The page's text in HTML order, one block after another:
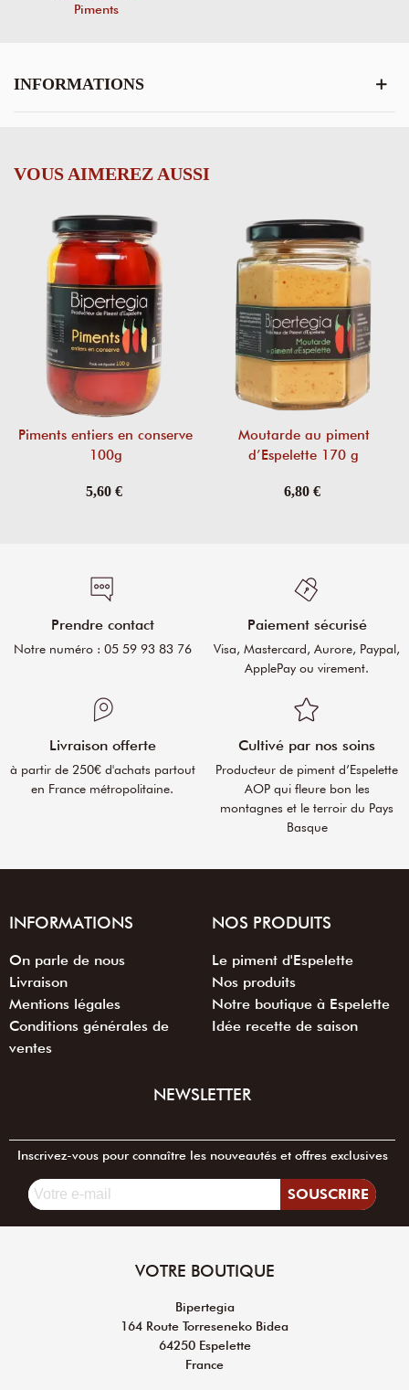
Piments
INFORMATIONS
VOUS AIMEREZ AUSSI
Piments entiers en conserve
100g
5,60 €
Moutarde au piment
d’Espelette 170 g
6,80 €
Prendre contact
Notre numéro : 05 59 93 83 76
Paiement sécurisé
Visa, Mastercard, Aurore, Paypal,
ApplePay ou virement.
Livraison offerte
à partir de 250€ d'achats partout
en France métropolitaine.
Cultivé par nos soins
Producteur de piment d’Espelette
AOP qui fleure bon les
montagnes et le terroir du Pays
Basque
VOTRE BOUTIQUE
Bipertegia
164 Route Torreseneko Bidea
64250 Espelette
France
INFORMATIONS
On parle de nous
Livraison
Mentions légales
Conditions générales de
ventes
NOS PRODUITS
Le piment d'Espelette
Nos produits
Notre boutique à Espelette
Idée recette de saison
NEWSLETTER
Inscrivez-vous pour connaître les nouveautés et offres exclusives
SOUSCRIRE